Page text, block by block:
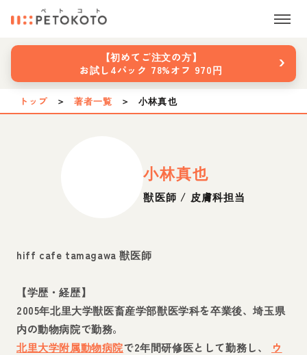
【初めてご注文の方】
お試し4パック 78%オフ 970円
›
トップ ＞ 著者一覧 ＞ 小林真也
小林真也
獣医師 / 皮膚科担当
hiff cafe tamagawa 獣医師
【学歴・経歴】
2005年北里大学獣医畜産学部獣医学科を卒業後、埼玉県
内の動物病院で勤務。
北里大学附属動物病院で2年間研修医として勤務し、
ウ